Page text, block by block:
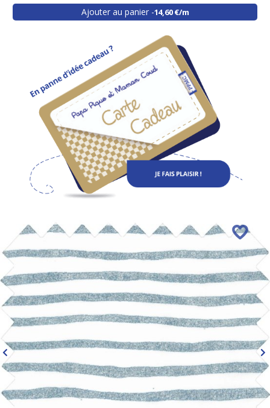
Ajouter au panier 14,60 €/m